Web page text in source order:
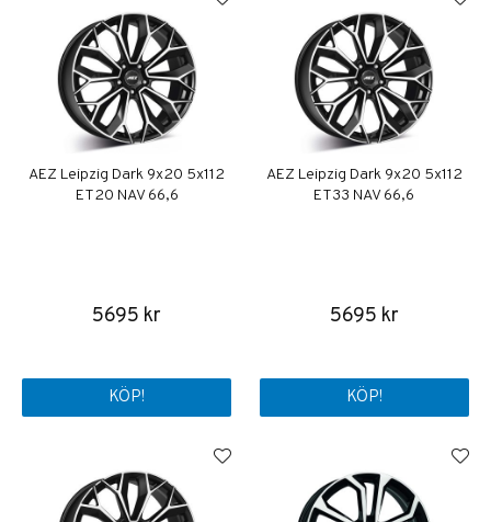
AEZ Leipzig Dark 9x20 5x112
ET20 NAV 66,6
5695 kr
KÖP!
AEZ Leipzig Dark 9x20 5x112
ET33 NAV 66,6
5695 kr
KÖP!